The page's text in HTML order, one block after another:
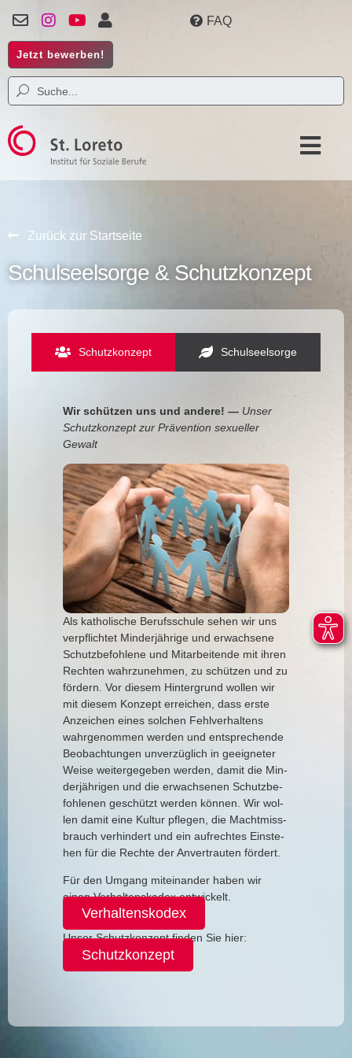
FAQ
Jetzt bewerben!
Zurück zur Startseite
Schulseelsorge & Schutzkonzept
Schutz­kon­zept Schul­seel­sor­ge
Wir schüt­zen uns und ande­re! — Unser
Schutz­kon­zept zur Prä­ven­ti­on sexu­el­ler
Gewalt
Als katho­li­sche Berufs­schu­le sehen wir uns
ver­pflich­tet Min­der­jäh­ri­ge und erwach­se­ne
Schutz­be­foh­le­ne und Mit­ar­bei­ten­de mit ihren
Rech­ten wahr­zu­neh­men, zu schüt­zen und zu
för­dern. Vor die­sem Hin­ter­grund wol­len wir
mit die­sem Kon­zept errei­chen, dass ers­te
Anzei­chen eines sol­chen Fehl­ver­hal­tens
wahr­ge­nom­men wer­den und ent­spre­chen­de
Beob­ach­tun­gen unver­züg­lich in geeig­ne­ter
Wei­se wei­ter­ge­ge­ben wer­den, damit die Min­
der­jäh­ri­gen und die erwach­se­nen Schutz­be­
foh­le­nen geschützt wer­den kön­nen. Wir wol­
len damit eine Kul­tur pfle­gen, die Macht­miss­
brauch ver­hin­dert und ein auf­rech­tes Ein­ste­
hen für die Rech­te der Anver­trau­ten för­dert.
Für den Umgang mit­ein­an­der haben wir
einen Ver­hal­tens­ko­dex entwickelt.
Ver­hal­tens­ko­dex
Unser Schutz­kon­zept fin­den Sie hier:
Schutz­kon­zept